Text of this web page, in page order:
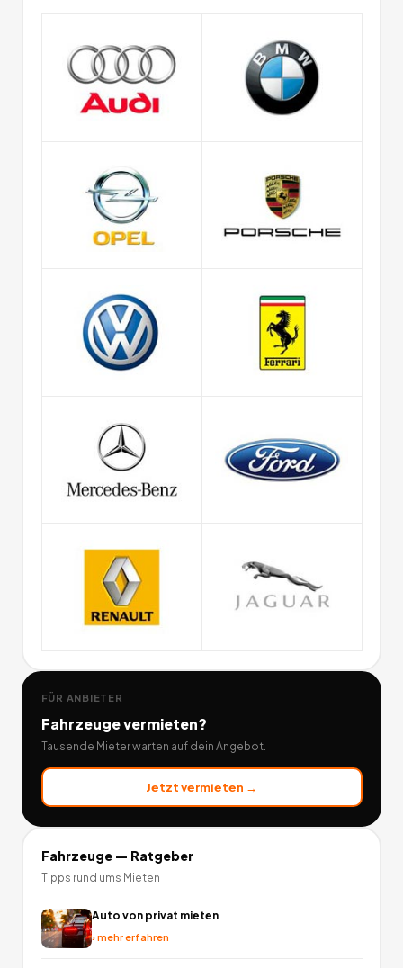
FÜR ANBIETER
Fahrzeugevermieten?
Tausende Mieter warten auf dein Angebot.
Jetzt vermieten →
Fahrzeuge— Ratgeber
Tipps rund ums Mieten
Auto von privat mieten
›mehr erfahren